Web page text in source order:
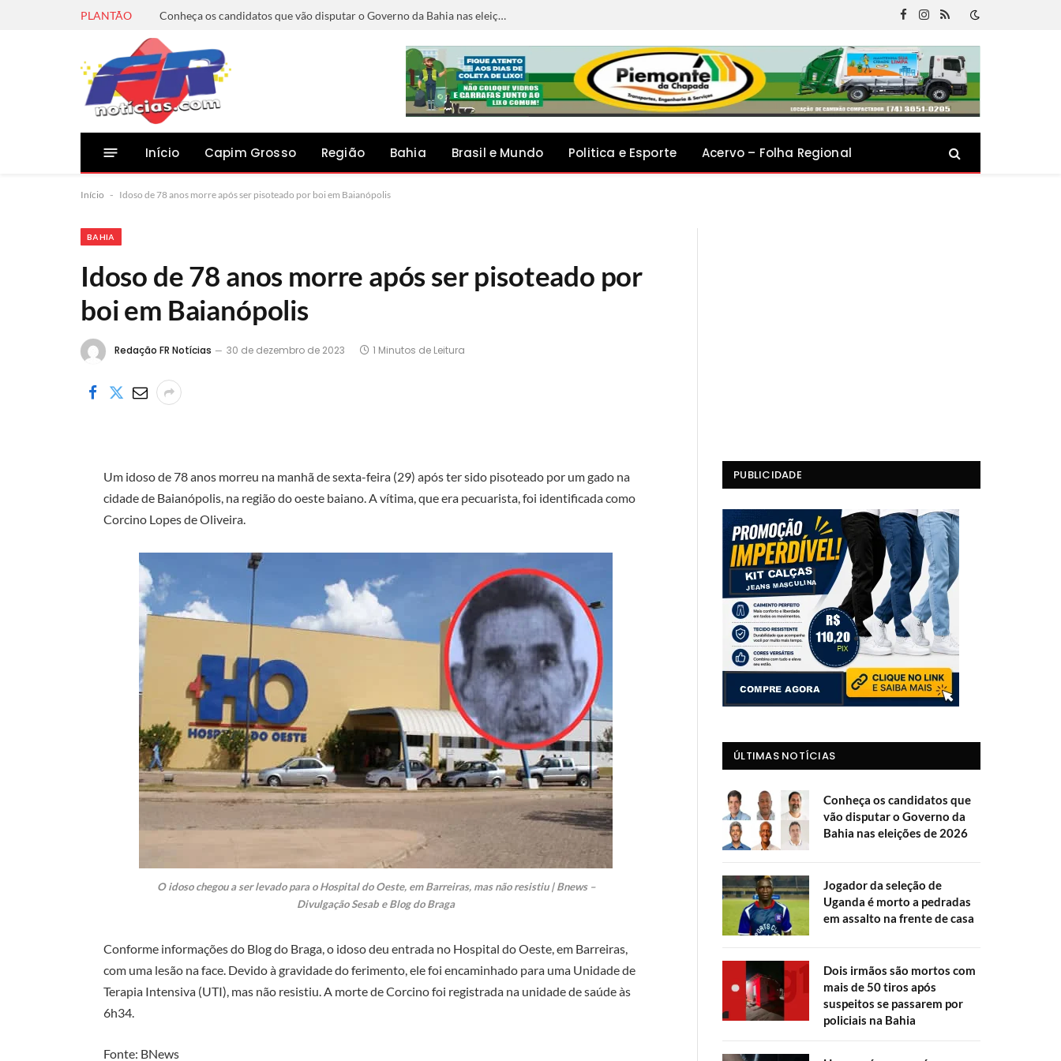
PLANTÃO Conheça os candidatos que vão disputar o Governo da Bahia nas eleições de 2026
Facebook
Instagram
RSS
Início Capim Grosso Região Bahia Brasil e Mundo Politica e Esporte Acervo – Folha Regional
Início - Idoso de 78 anos morre após ser pisoteado por boi em Baianópolis
BAHIA
Idoso de 78 anos morre após ser pisoteado por
boi em Baianópolis
Redação FR Notícias 30 de dezembro de 2023 1 Minutos de Leitura
Um idoso de 78 anos morreu na manhã de sexta-feira (29) após ter sido pisoteado por um gado na
cidade de Baianópolis, na região do oeste baiano. A vítima, que era pecuarista, foi identificada como
Corcino Lopes de Oliveira.
O idoso chegou a ser levado para o Hospital do Oeste, em Barreiras, mas não resistiu | Bnews –
Divulgação Sesab e Blog do Braga
Conforme informações do Blog do Braga, o idoso deu entrada no Hospital do Oeste, em Barreiras,
com uma lesão na face. Devido à gravidade do ferimento, ele foi encaminhado para uma Unidade de
Terapia Intensiva (UTI), mas não resistiu. A morte de Corcino foi registrada na unidade de saúde às
6h34.
Fonte: BNews
PUBLICIDADE
ÚLTIMAS NOTÍCIAS
Conheça os candidatos que
vão disputar o Governo da
Bahia nas eleições de 2026
Jogador da seleção de
Uganda é morto a pedradas
em assalto na frente de casa
Dois irmãos são mortos com
mais de 50 tiros após
suspeitos se passarem por
policiais na Bahia